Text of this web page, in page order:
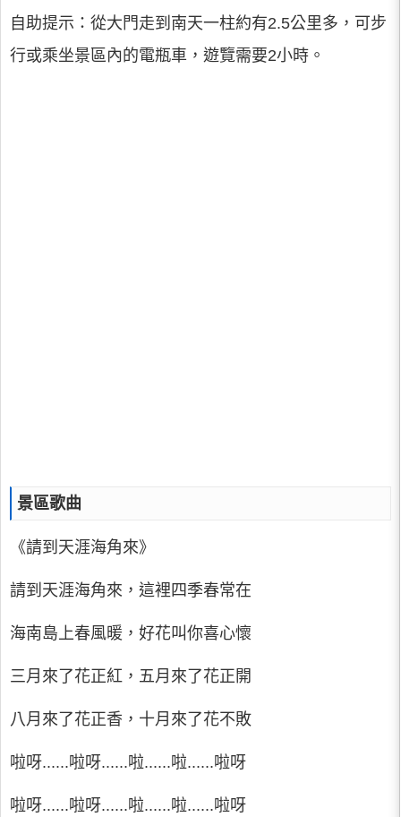
自助提示：從大門走到南天一柱約有2.5公里多，可步
行或乘坐景區內的電瓶車，遊覽需要2小時。
景區歌曲
《請到天涯海角來》
請到天涯海角來，這裡四季春常在
海南島上春風暖，好花叫你喜心懷
三月來了花正紅，五月來了花正開
八月來了花正香，十月來了花不敗
啦呀......啦呀......啦......啦......啦呀
啦呀......啦呀......啦......啦......啦呀